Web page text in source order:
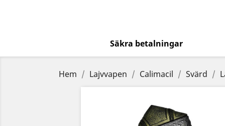
Säkra betalningar
Hem Lajvvapen Calimacil Svärd